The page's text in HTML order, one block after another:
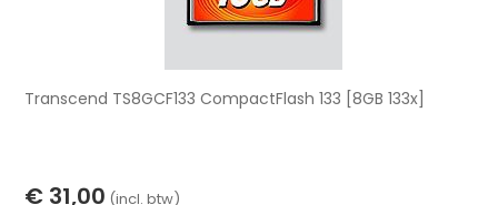
Transcend TS8GCF133 CompactFlash 133 [8GB 133x]
€ 31,00 (incl. btw)